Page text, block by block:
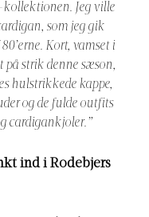
kollektionen. Jeg ville
som jeg gik
Kort, vamset i
på strik denne sæson,
hulstrikkede kappe,
og de fulde outfits
cardigankjoler.”
ind i Rodebjers